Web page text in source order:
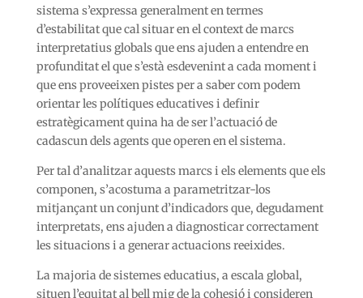
sistema s’expressa generalment en termes
d’estabilitat que cal situar en el context de marcs
interpretatius globals que ens ajuden a entendre en
profunditat el que s’està esdevenint a cada moment i
que ens proveeixen pistes per a saber com podem
orientar les polítiques educatives i definir
estratègicament quina ha de ser l’actuació de
cadascun dels agents que operen en el sistema.
Per tal d’analitzar aquests marcs i els elements que els
componen, s’acostuma a parametritzar-los
mitjançant un conjunt d’indicadors que, degudament
interpretats, ens ajuden a diagnosticar correctament
les situacions i a generar actuacions reeixides.
La majoria de sistemes educatius, a escala global,
situen l’equitat al bell mig de la cohesió i consideren